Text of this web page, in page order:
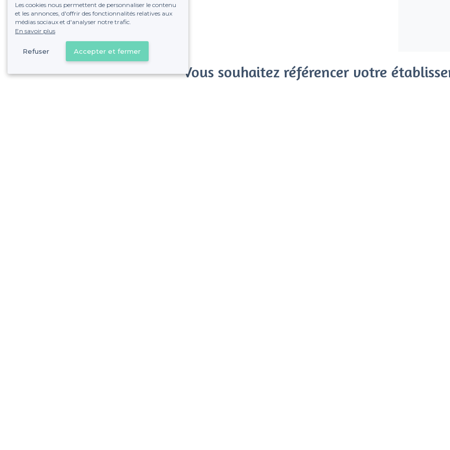
Vous souhaitez référencer votre
Les cookies nous permettent de personnaliser le contenu
et les annonces, d'offrir des fonctionnalités relatives aux
médias sociaux et d'analyser notre trafic.
En savoir plus
Refuser Accepter et fermer